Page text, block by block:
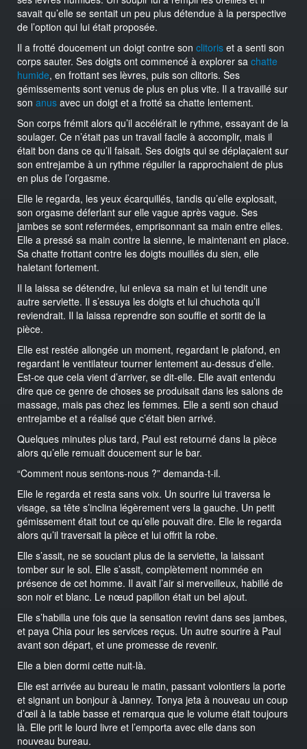
savait qu’elle se sentait un peu plus détendue à la perspective
de l’option qui lui était proposée.
Il a frotté doucement un doigt contre son clitoris et a senti son
corps sauter. Ses doigts ont commencé à explorer sa chatte
humide, en frottant ses lèvres, puis son clitoris. Ses
gémissements sont venus de plus en plus vite. Il a travaillé sur
son anus avec un doigt et a frotté sa chatte lentement.
Son corps frémit alors qu’il accélérait le rythme, essayant de la
soulager. Ce n’était pas un travail facile à accomplir, mais il
était bon dans ce qu’il faisait. Ses doigts qui se déplaçaient sur
son entrejambe à un rythme régulier la rapprochaient de plus
en plus de l’orgasme.
Elle le regarda, les yeux écarquillés, tandis qu’elle explosait,
son orgasme déferlant sur elle vague après vague. Ses
jambes se sont refermées, emprisonnant sa main entre elles.
Elle a pressé sa main contre la sienne, le maintenant en place.
Sa chatte frottant contre les doigts mouillés du sien, elle
haletant fortement.
Il la laissa se détendre, lui enleva sa main et lui tendit une
autre serviette. Il s’essuya les doigts et lui chuchota qu’il
reviendrait. Il la laissa reprendre son souffle et sortit de la
pièce.
Elle est restée allongée un moment, regardant le plafond, en
regardant le ventilateur tourner lentement au-dessus d’elle.
Est-ce que cela vient d’arriver, se dit-elle. Elle avait entendu
dire que ce genre de choses se produisait dans les salons de
massage, mais pas chez les femmes. Elle a senti son chaud
entrejambe et a réalisé que c’était bien arrivé.
Quelques minutes plus tard, Paul est retourné dans la pièce
alors qu’elle remuait doucement sur le bar.
“Comment nous sentons-nous ?” demanda-t-il.
Elle le regarda et resta sans voix. Un sourire lui traversa le
visage, sa tête s’inclina légèrement vers la gauche. Un petit
gémissement était tout ce qu’elle pouvait dire. Elle le regarda
alors qu’il traversait la pièce et lui offrit la robe.
Elle s’assit, ne se souciant plus de la serviette, la laissant
tomber sur le sol. Elle s’assit, complètement nommée en
présence de cet homme. Il avait l’air si merveilleux, habillé de
son noir et blanc. Le nœud papillon était un bel ajout.
Elle s’habilla une fois que la sensation revint dans ses jambes,
et paya Chia pour les services reçus. Un autre sourire à Paul
avant son départ, et une promesse de revenir.
Elle a bien dormi cette nuit-là.
Elle est arrivée au bureau le matin, passant volontiers la porte
et signant un bonjour à Janney. Tonya jeta à nouveau un coup
d’œil à la table basse et remarqua que le volume était toujours
là. Elle prit le lourd livre et l’emporta avec elle dans son
nouveau bureau.